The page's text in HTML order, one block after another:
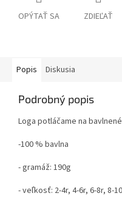
OPÝTAŤ SA ZDIEĽAŤ
Popis Diskusia
Podrobný popis
Loga potláčame na
-100 % bavlna
- gramáž: 190g
- veľkosť: 2-4r, 4-6r, 6-8r, 8-